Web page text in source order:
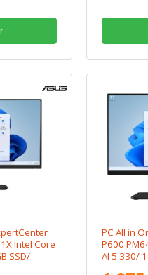
Intel Core
SSD/
PC All in
P600
AI 5 330/